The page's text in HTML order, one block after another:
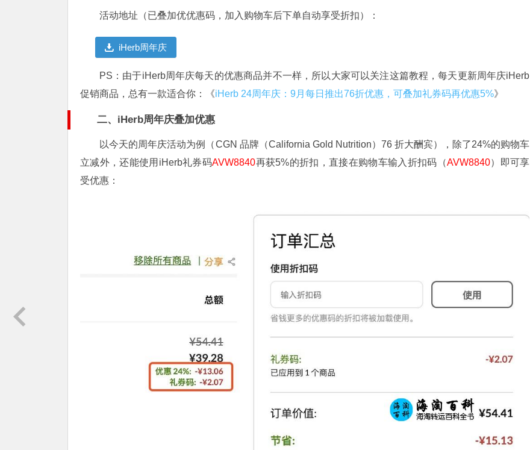
活动地址（已叠加优优惠码，加入购物车后下单自动享受折扣）：
iHerb周年庆
PS：由于iHerb周年庆每天的优惠商品并不一样，所以大家可以关注这篇教程，每天更新周年庆iHerb
促销商品，总有一款适合你：《iHerb 24周年庆：9月每日推出76折优惠，可叠加礼券码再优惠5%》
二、iHerb周年庆叠加优惠
以今天的周年庆活动为例（CGN 品牌（California Gold Nutrition）76 折大酬宾），除了24%的购物车
立减外，还能使用iHerb礼券码AVW8840再获5%的折扣，直接在购物车输入折扣码（AVW8840）即可享
受优惠：